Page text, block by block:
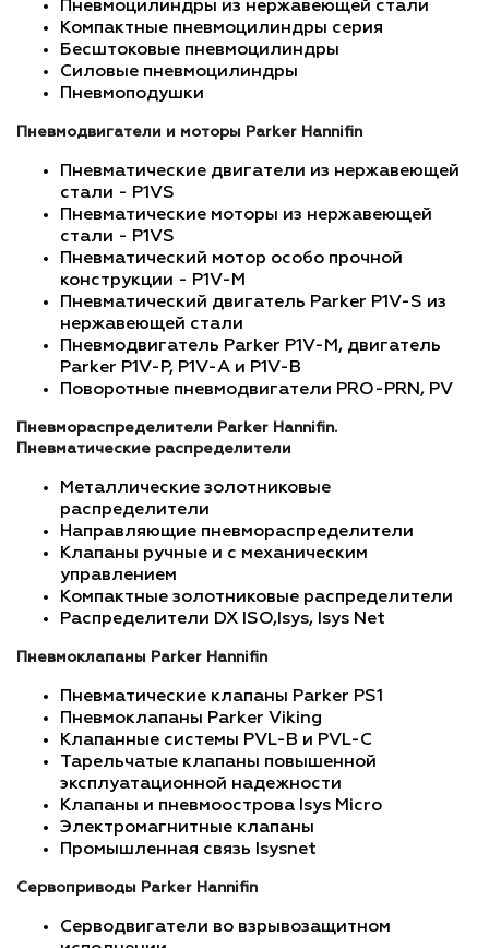
Пневмоцилиндры из нержавеющей стали
Компактные пневмоцилиндры серия
Бесштоковые пневмоцилиндры
Cиловые пневмоцилиндры
Пневмоподушки
Пневмодвигатели и моторы Parker Hannifin
Пневматические двигатели из нержавеющей
стали - P1VS
Пневматические моторы из нержавеющей
стали - P1VS
Пневматический мотор особо прочной
конструкции - P1V-M
Пневматический двигатель Parker P1V-S из
нержавеющей стали
Пневмодвигатель Parker P1V-M, двигатель
Parker P1V-P, P1V-А и P1V-B
Поворотные пневмодвигатели PRO-PRN, PV
Пневмораспределители Parker Hannifin.
Пневматические распределители
Металлические золотниковые
распределители
Направляющие пневмораспределители
Клапаны ручные и с механическим
управлением
Компактные золотниковые распределители
Распределители DX ISO,Isys, Isys Net
Пневмоклапаны Parker Hannifin
Пневматические клапаны Parker PS1
Пневмоклапаны Parker Viking
Клапанные системы PVL-B и PVL-C
Тарельчатые клапаны повышенной
эксплуатационной надежности
Клапаны и пневмоострова Isys Micro
Электромагнитные клапаны
Промышленная связь Isysnet
Сервоприводы Parker Hannifin
Серводвигатели во взрывозащитном